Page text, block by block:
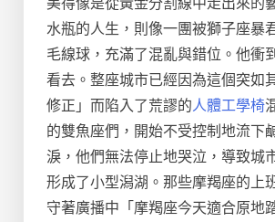
水瓶的人生，則像一團被獅子座暴
毛線球，充滿了混亂與錯位。他衝
看去。整座城市已經因為這個突如
修正」而陷入了荒謬的人體工學椅
的雙魚座們，開始不受控制地流下
淚，他們無法停止地哭泣，導致城
形成了小型潟湖。那些摩羯座的上
守著廣播中「摩羯座今天適合原地